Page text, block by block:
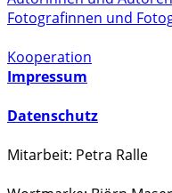
Fotografinnen und
Kooperation
Impressum
Datenschutz
Mitarbeit: Petra Ralle